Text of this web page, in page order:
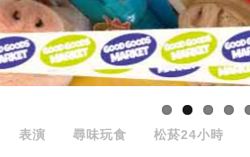
表演 尋味玩食 松菸24小時